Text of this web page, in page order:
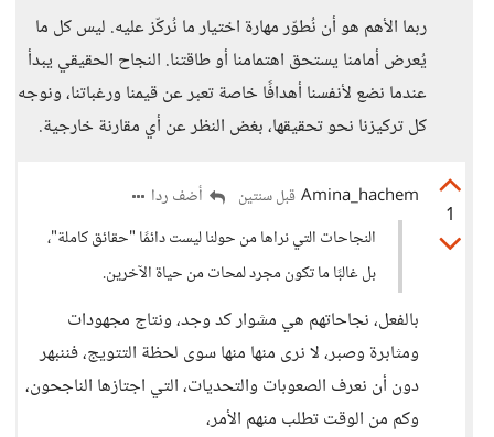
ربما الأهم هو أن نُطوّر مهارة اختيار ما نُركّز عليه. ليس كل ما
يُعرض أمامنا يستحق اهتمامنا أو طاقتنا. النجاح الحقيقي يبدأ
عندما نضع لأنفسنا أهدافًا خاصة تعبر عن قيمنا ورغباتنا، ونوجه
كل تركيزنا نحو تحقيقها، بغض النظر عن أي مقارنة خارجية.
1
Amina_hachem قبل سنتين
أضف ردا
النجاحات التي نراها من حولنا ليست دائمًا "حقائق كاملة"،
بل غالبًا ما تكون مجرد لمحات من حياة الآخرين.
بالفعل، نجاحاتهم هي مشوار كد وجد، ونتاج مجهودات
ومثابرة وصبر، لا نرى منها منها سوى لحظة التتويج، فننبهر
دون أن نعرف الصعوبات والتحديات، التي اجتازها الناجحون،
وكم من الوقت تطلب منهم الأمر،